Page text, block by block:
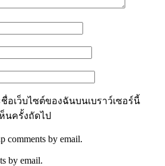
อเว็บไซต์ของฉันบนเบราว์เซอร์นี้
นครั้งถัดไป
comments by email.
by email.